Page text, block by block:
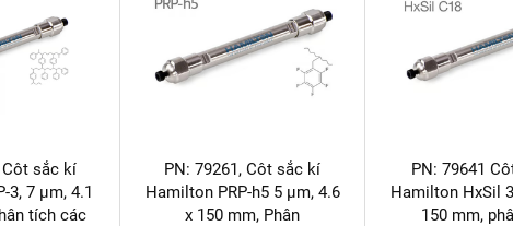
Côt sắc kí
3, 7 µm, 4.1
tích các
PN: 79261, Côt sắc kí
Hamilton PRP-h5 5 µm, 4.6
x 150 mm, Phân
PN: 79641
Hamilton HxSil
150 mm,